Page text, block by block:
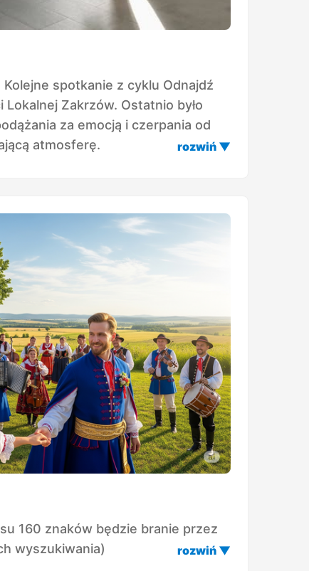
spotkanie z cyklu Odnajdź
Zakrzów. Ostatnio było
za emocją i czerpania od
atmosferę.
160 znaków będzie branie przez
wyszukiwania)